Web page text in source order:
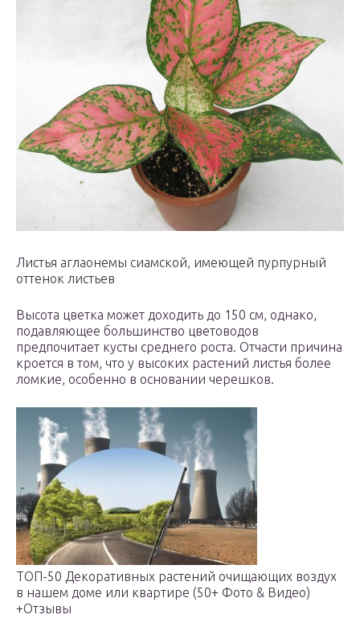
Листья аглаонемы сиамской, имеющей пурпурный
оттенок листьев
Высота цветка может доходить до 150 см, однако,
подавляющее большинство цветоводов
предпочитает кусты среднего роста. Отчасти причина
кроется в том, что у высоких растений листья более
ломкие, особенно в основании черешков.
ТОП-50 Декоративных растений очищающих воздух
в нашем доме или квартире (50+ Фото & Видео)
+Отзывы